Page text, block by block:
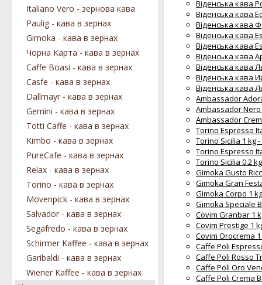
Віденська кава
Віденська кава
Віденська кава
Віденська кава
Віденська кава
Віденська кава
Віденська кава
Віденська кава
Віденська кава
Ambassador
Ambassador
Ambassador
Torino Espresso
Torino Sicilia 1 kg
Torino Espresso
Torino Sicilia 0.2
Gimoka Gusto
Gimoka Gran
Gimoka Corpo 1
Gimoka Speciale
Covim Granbar 1
Covim Prestige 1
Covim Orocrema
Caffe Poli
Caffe Poli Rosso
Caffe Poli Oro
Caffe Poli Crema
Italiano Vero - зернова кава
Paulig - кава в зернах
Gimoka - кава в зернах
Чорна Карта - кава в зернах
Caffe Boasi - кава в зернах
Casfe - кава в зернах
Dallmayr - кава в зернах
Gemini - кава в зернах
Totti Caffe - кава в зернах
Kimbo - кава в зернах
PureCafe - кава в зернах
Relax - кава в зернах
Torino - кава в зернах
Movenpick - кава в зернах
Salvador - кава в зернах
Segafredo - кава в зернах
Schirmer Kaffee - кава в зернах
Garibaldi - кава в зернах
Wiener Kaffee - кава в зернах